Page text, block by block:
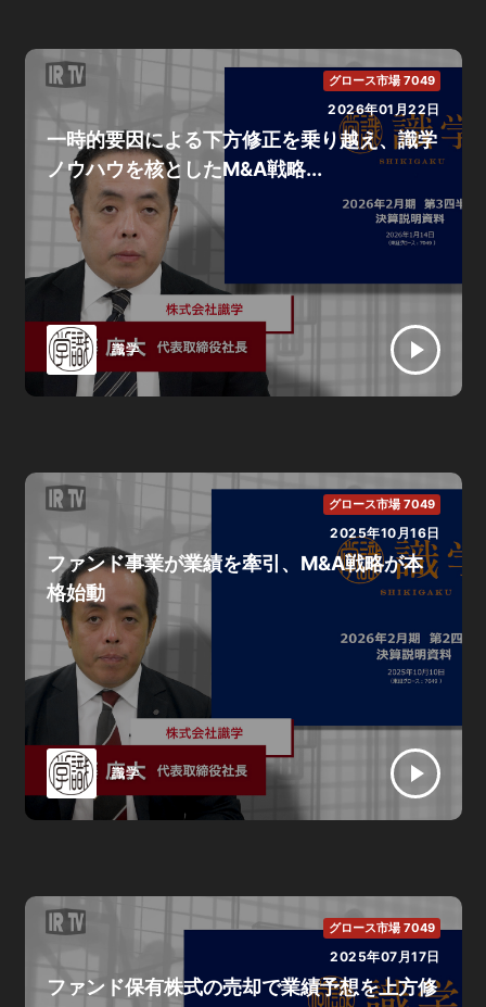
グロース市場 7049
2026年01月22日
識学
一時的要因による下方修正を乗り越え、識学
ノウハウを核としたM&A戦略...
グロース市場 7049
2025年10月16日
識学
ファンド事業が業績を牽引、M&A戦略が本
格始動
グロース市場 7049
2025年07月17日
ファンド保有株式の売却で業績予想を上方修